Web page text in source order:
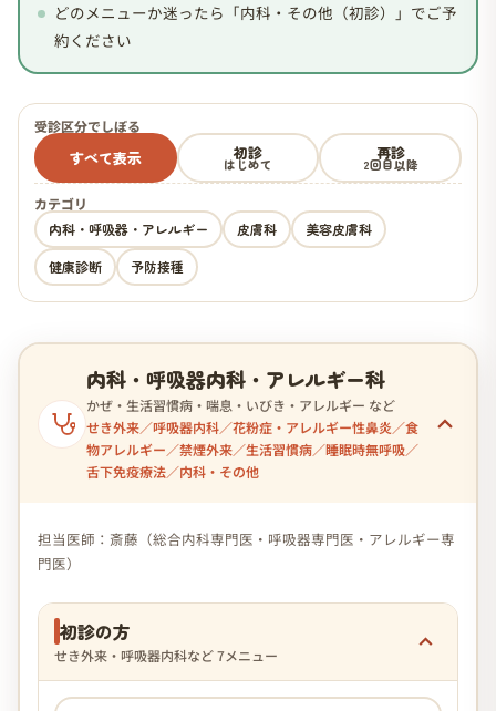
どのメニューか迷ったら「内科・その他（初診）」でご予
約ください
受診区分でしぼる
すべて表示 初診
はじめて
再診
2回目以降
カテゴリ
内科・呼吸器・アレルギー
皮膚科
美容皮膚科
健康診断
予防接種
内科・呼吸器内科・アレルギー科
かぜ・生活習慣病・喘息・いびき・アレルギー など
せき外来／呼吸器内科／花粉症・アレルギー性鼻炎／食
物アレルギー／禁煙外来／生活習慣病／睡眠時無呼吸／
舌下免疫療法／内科・その他
担当医師：斎藤（総合内科専門医・呼吸器専門医・アレルギー専
門医）
初診の方
せき外来・呼吸器内科など 7メニュー